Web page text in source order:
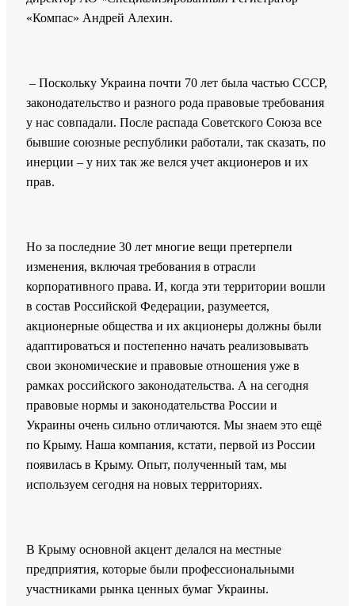
«Компас» Андрей Алехин.
– Поскольку Украина почти 70 лет была частью СССР,
законодательство и разного рода правовые требования
у нас совпадали. После распада Советского Союза все
бывшие союзные республики работали, так сказать, по
инерции – у них так же велся учет акционеров и их
прав.
Но за последние 30 лет многие вещи претерпели
изменения, включая требования в отрасли
корпоративного права. И, когда эти территории вошли
в состав Российской Федерации, разумеется,
акционерные общества и их акционеры должны были
адаптироваться и постепенно начать реализовывать
свои экономические и правовые отношения уже в
рамках российского законодательства. А на сегодня
правовые нормы и законодательства России и
Украины очень сильно отличаются. Мы знаем это ещё
по Крыму. Наша компания, кстати, первой из России
появилась в Крыму. Опыт, полученный там, мы
используем сегодня на новых территориях.
В Крыму основной акцент делался на местные
предприятия, которые были профессиональными
участниками рынка ценных бумаг Украины.